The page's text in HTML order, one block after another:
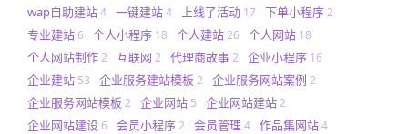
wap自助建站4 一键建站4 上线了活动 17 下单小程序2
专业建站6 个人小程序 18 个人建站26 个人网站 18
个人网站制作2 互联网 2 代理商故事2 企业小程序 16
企业建站 53 企业服务建站模板 2 企业服务网站案例 2
企业服务网站模板 2 企业网站 5 企业网站建站2
企业网站建设6 会员小程序2 会员管理 4 作品集网站4